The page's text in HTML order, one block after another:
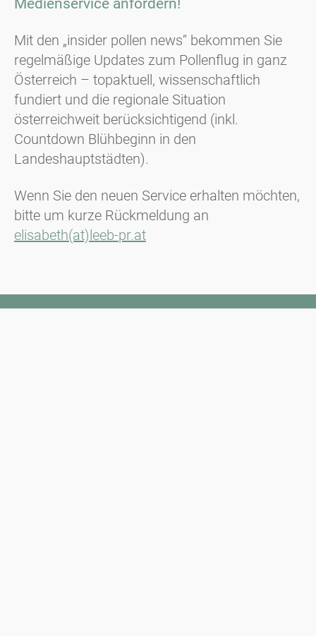
Mit den „insider pollen news“ bekommen Sie
regelmäßige Updates zum Pollenflug in ganz
Österreich – topaktuell, wissenschaftlich
fundiert und die regionale Situation
österreichweit berücksichtigend (inkl.
Countdown Blühbeginn in den
Landeshauptstädten).
Wenn Sie den neuen Service erhalten möchten,
bitte um kurze Rückmeldung an
elisabeth(at)leeb-pr.at